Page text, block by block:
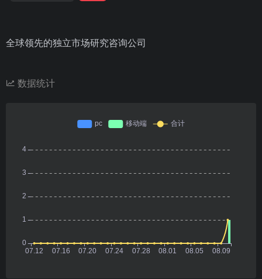
全球领先的独立市场研究咨询公司
数据统计